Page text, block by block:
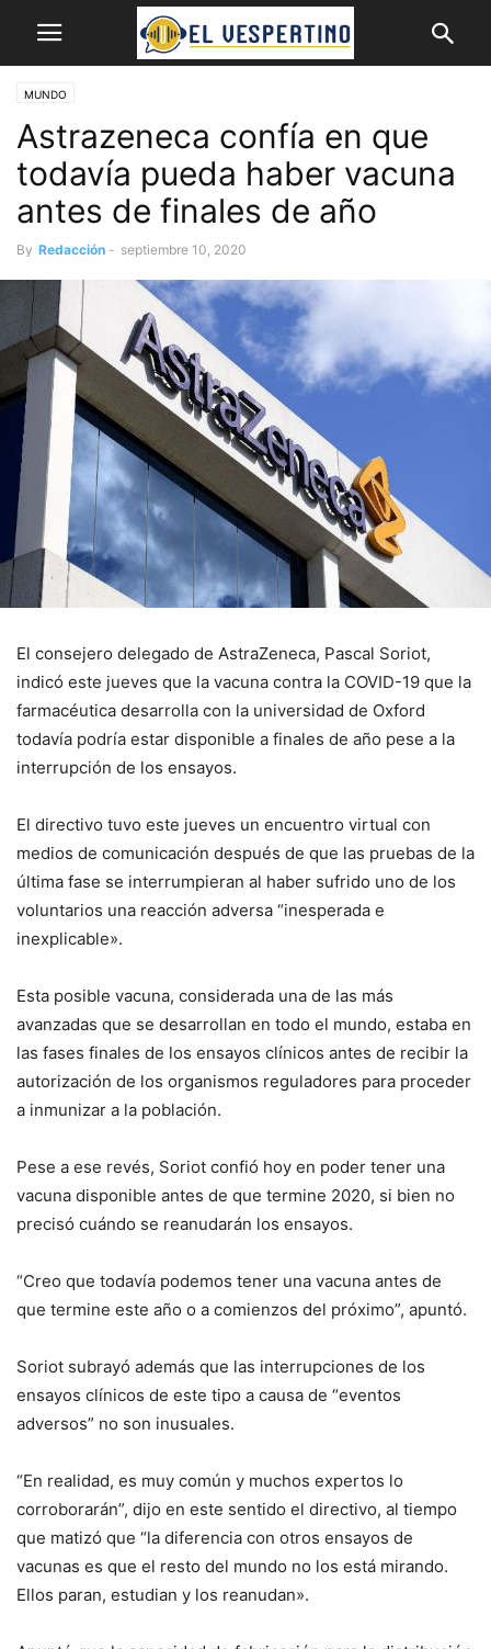
MUNDO
Astrazeneca confía en que
todavía pueda haber vacuna
antes de finales de año
By Redacción - septiembre 10, 2020
El consejero delegado de AstraZeneca, Pascal Soriot,
indicó este jueves que la vacuna contra la COVID-19 que la
farmacéutica desarrolla con la universidad de Oxford
todavía podría estar disponible a finales de año pese a la
interrupción de los ensayos.
El directivo tuvo este jueves un encuentro virtual con
medios de comunicación después de que las pruebas de la
última fase se interrumpieran al haber sufrido uno de los
voluntarios una reacción adversa “inesperada e
inexplicable».
Esta posible vacuna, considerada una de las más
avanzadas que se desarrollan en todo el mundo, estaba en
las fases finales de los ensayos clínicos antes de recibir la
autorización de los organismos reguladores para proceder
a inmunizar a la población.
Pese a ese revés, Soriot confió hoy en poder tener una
vacuna disponible antes de que termine 2020, si bien no
precisó cuándo se reanudarán los ensayos.
“Creo que todavía podemos tener una vacuna antes de
que termine este año o a comienzos del próximo”, apuntó.
Soriot subrayó además que las interrupciones de los
ensayos clínicos de este tipo a causa de “eventos
adversos” no son inusuales.
“En realidad, es muy común y muchos expertos lo
corroborarán”, dijo en este sentido el directivo, al tiempo
que matizó que “la diferencia con otros ensayos de
vacunas es que el resto del mundo no los está mirando.
Ellos paran, estudian y los reanudan».